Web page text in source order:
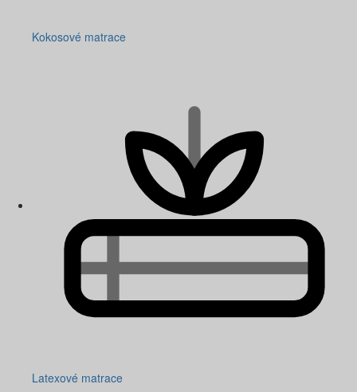
Kokosové matrace
Latexové matrace